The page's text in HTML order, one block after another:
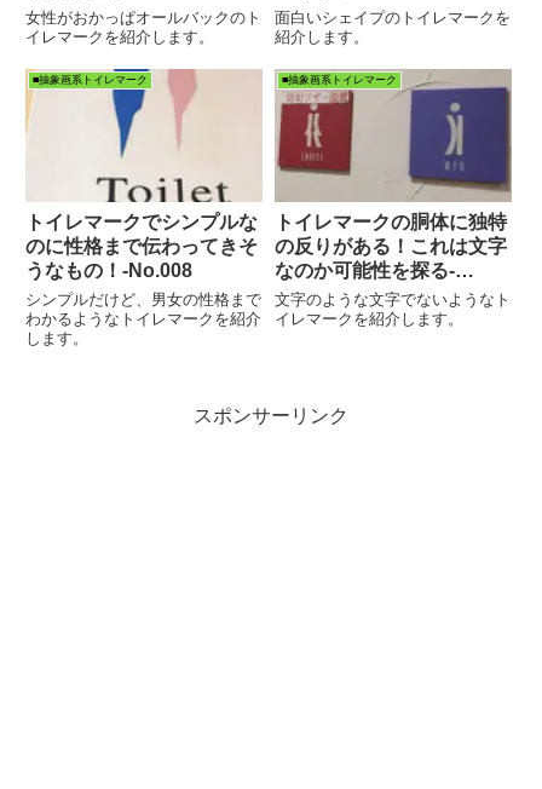
女性がおかっぱオールバックのト
イレマークを紹介します。
面白いシェイプのトイレマークを
紹介します。
■抽象画系トイレマーク
トイレマークでシンプルな
のに性格まで伝わってきそ
うなもの！-No.008
シンプルだけど、男女の性格まで
わかるようなトイレマークを紹介
します。
■抽象画系トイレマーク
トイレマークの胴体に独特
の反りがある！これは文字
なのか可能性を探る‐
No.655
文字のような文字でないようなト
イレマークを紹介します。
スポンサーリンク